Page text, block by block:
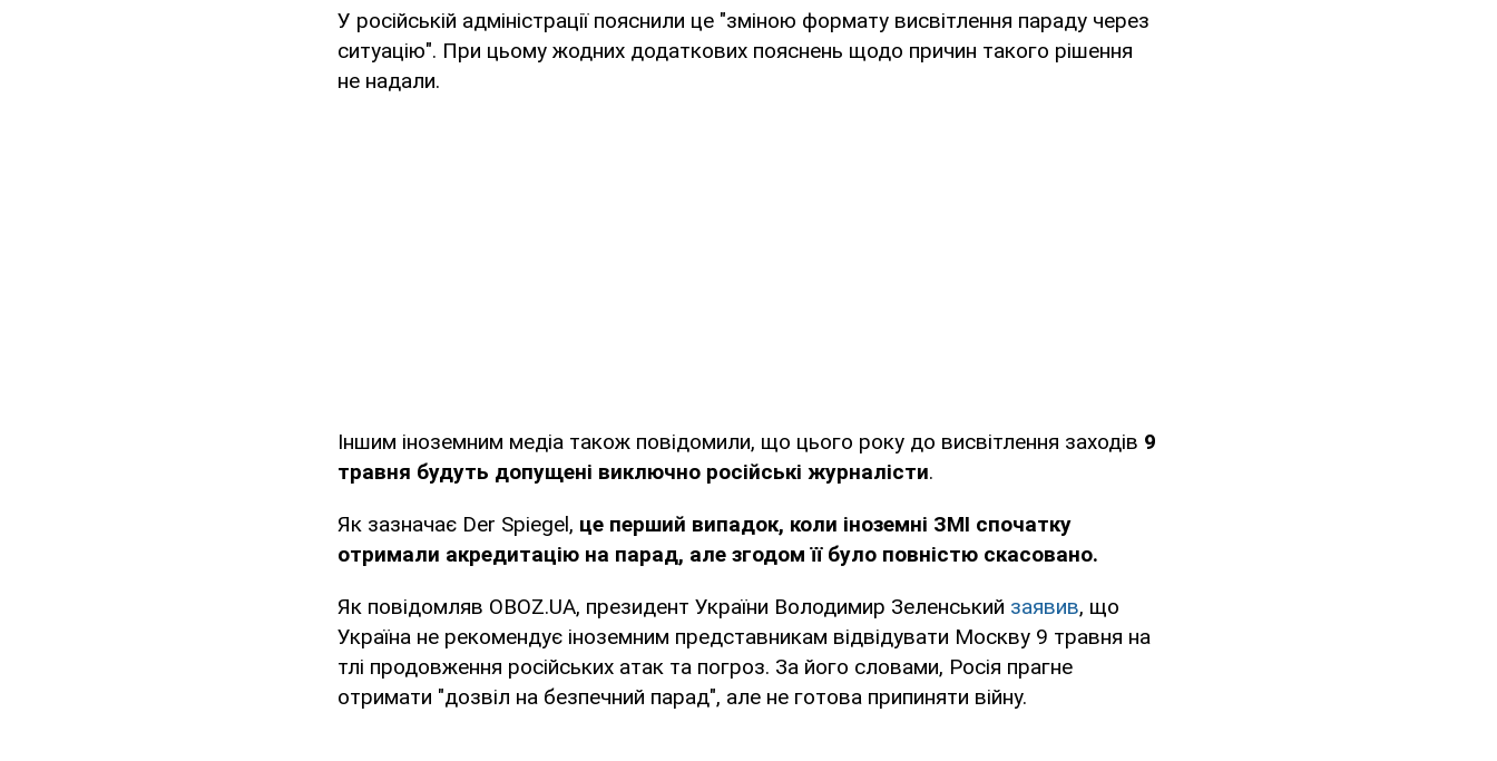
У російській адміністрації пояснили це "зміною формату висвітлення параду через
ситуацію". При цьому жодних додаткових пояснень щодо причин такого рішення
не надали.
Іншим іноземним медіа також повідомили, що цього року до висвітлення заходів 9
травня будуть допущені виключно російські журналісти.
Як зазначає Der Spiegel, це перший випадок, коли іноземні ЗМІ спочатку
отримали акредитацію на парад, але згодом її було повністю скасовано.
Як повідомляв OBOZ.UA, президент України Володимир Зеленський заявив, що
Україна не рекомендує іноземним представникам відвідувати Москву 9 травня на
тлі продовження російських атак та погроз. За його словами, Росія прагне
отримати "дозвіл на безпечний парад", але не готова припиняти війну.